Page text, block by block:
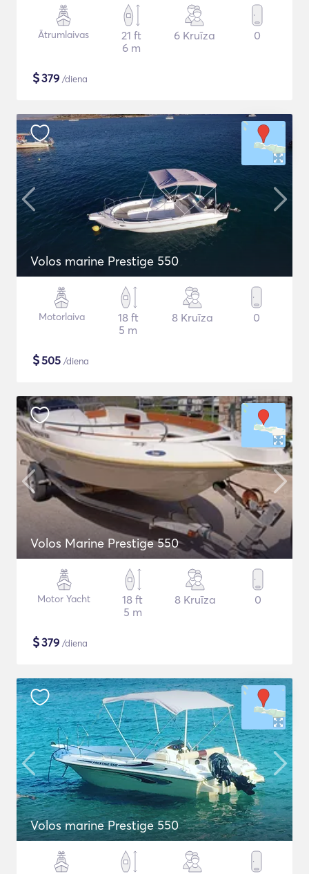
Ātrumlaivas
21 ft
6 m
6 Kruīza 0
$379 /diena
Volos marine Prestige 550
Motorlaiva
18 ft
5 m
8 Kruīza 0
$505 /diena
Volos Marine Prestige 550
Motor Yacht
18 ft
5 m
8 Kruīza 0
$379 /diena
Volos marine Prestige 550